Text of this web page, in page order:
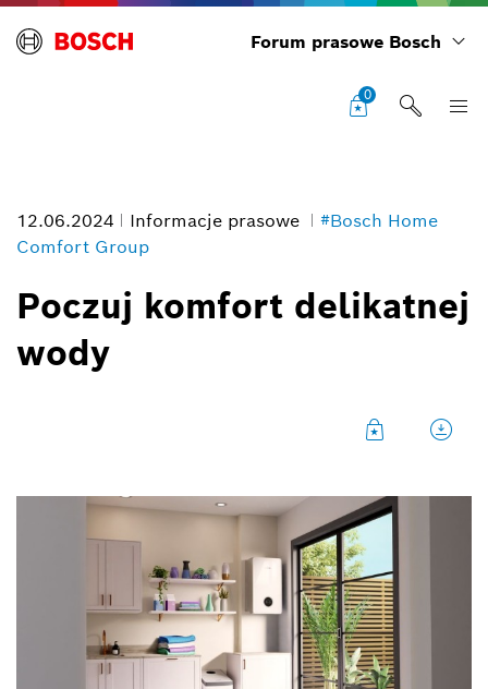
Forum prasowe Bosch
0
12.06.2024 Informacje prasowe
#Bosch Home
Comfort Group
Poczuj komfort delikatnej
wody